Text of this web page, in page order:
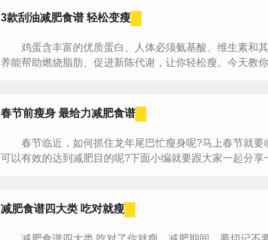
3款刮油减肥食谱 轻松变瘦
鸡蛋含丰富的优质蛋白、人体必须氨基酸、维生素和
养能帮助燃烧脂肪、促进新陈代谢，让你轻松瘦。今天教
春节前瘦身 最给力减肥食谱
春节临近，如何抓住龙年尾巴忙瘦身呢?马上春节就要
可以有效的达到减肥目的呢?下面小编就要跟大家一起分
减肥食谱四大类 吃对就瘦